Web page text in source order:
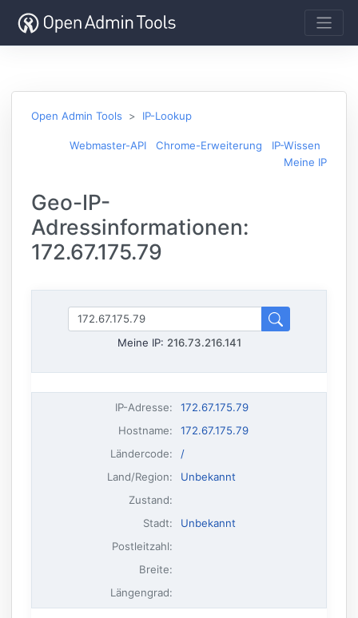
Open Admin Tools IP-Lookup
Webmaster-API Chrome-Erweiterung
IP-Wissen
Meine IP
Geo-IP-
Adressinformationen:
172.67.175.79
Meine IP: 216.73.216.141
IP-Adresse:
172.67.175.79
Hostname:
172.67.175.79
Ländercode:
/
Land/Region:
Unbekannt
Zustand:
Stadt:
Unbekannt
Postleitzahl:
Breite:
Längengrad: